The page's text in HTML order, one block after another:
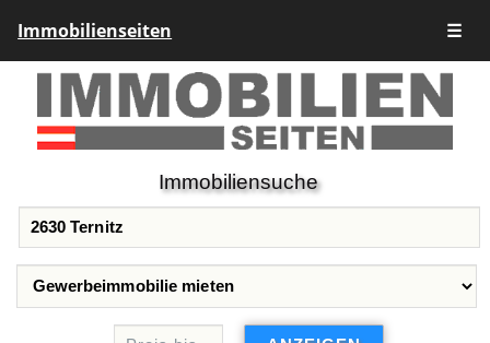
Immobilienseiten ☰
Immobiliensuche